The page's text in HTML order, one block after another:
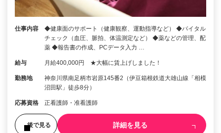
仕事内容
◆健康面のサポート（健康観察、運動指導など） ◆バイタル
チェック（血圧、脈拍、体温測定など） ◆薬などの管理、配
薬 ◆報告書の作成、PCデータ入力 …
給与 月給400,000円 ★大幅に賃上げしました！
勤務地
神奈川県南足柄市岩原145番2（伊豆箱根鉄道大雄山線「相模
沼田駅」徒歩8分）
応募資格 正看護師・准看護師
後で見る 詳細を見る